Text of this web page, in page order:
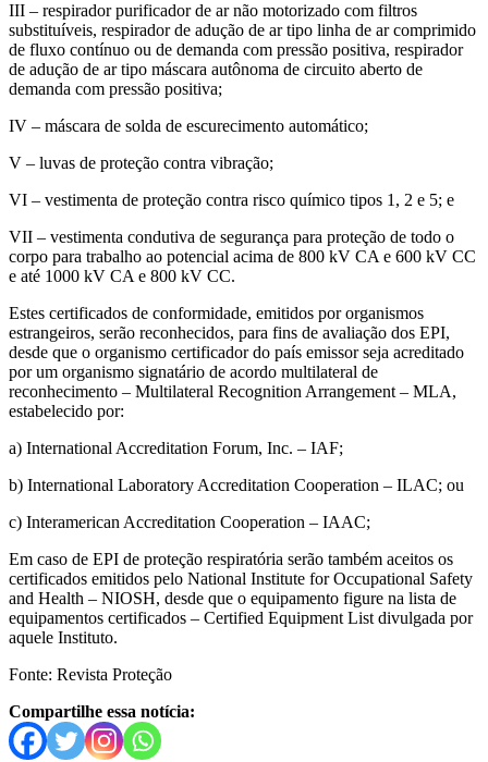
III – respirador purificador de ar não motorizado com filtros
substituíveis, respirador de adução de ar tipo linha de ar comprimido
de fluxo contínuo ou de demanda com pressão positiva, respirador
de adução de ar tipo máscara autônoma de circuito aberto de
demanda com pressão positiva;
IV – máscara de solda de escurecimento automático;
V – luvas de proteção contra vibração;
VI – vestimenta de proteção contra risco químico tipos 1, 2 e 5; e
VII – vestimenta condutiva de segurança para proteção de todo o
corpo para trabalho ao potencial acima de 800 kV CA e 600 kV CC
e até 1000 kV CA e 800 kV CC.
Estes certificados de conformidade, emitidos por organismos
estrangeiros, serão reconhecidos, para fins de avaliação dos EPI,
desde que o organismo certificador do país emissor seja acreditado
por um organismo signatário de acordo multilateral de
reconhecimento – Multilateral Recognition Arrangement – MLA,
estabelecido por:
a) International Accreditation Forum, Inc. – IAF;
b) International Laboratory Accreditation Cooperation – ILAC; ou
c) Interamerican Accreditation Cooperation – IAAC;
Em caso de EPI de proteção respiratória serão também aceitos os
certificados emitidos pelo National Institute for Occupational Safety
and Health – NIOSH, desde que o equipamento figure na lista de
equipamentos certificados – Certified Equipment List divulgada por
aquele Instituto.
Fonte: Revista Proteção
Compartilhe essa notícia: